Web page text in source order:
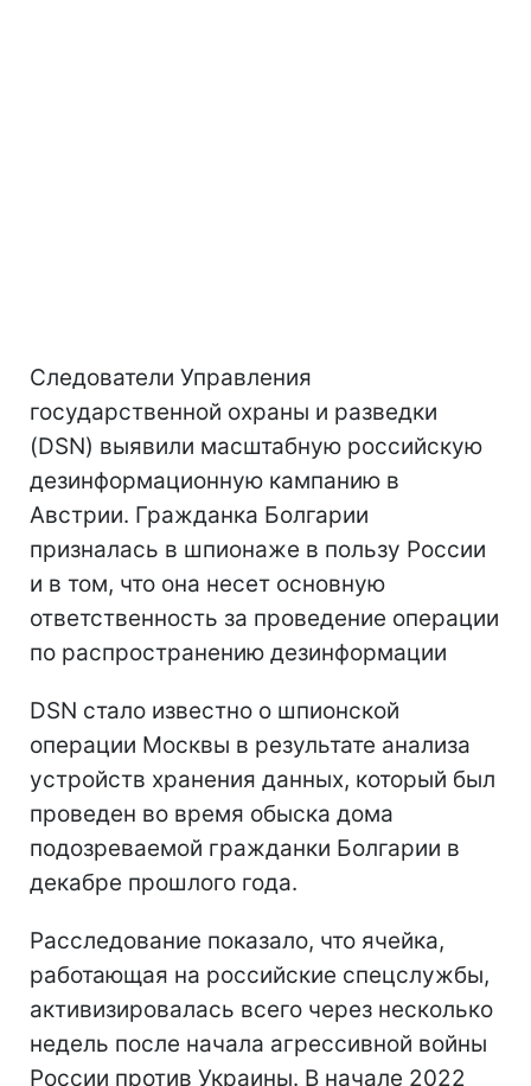
Следователи Управления
государственной охраны и разведки
(DSN) выявили масштабную российскую
дезинформационную кампанию в
Австрии. Гражданка Болгарии
призналась в шпионаже в пользу России
и в том, что она несет основную
ответственность за проведение операции
по распространению дезинформации
DSN стало известно о шпионской
операции Москвы в результате анализа
устройств хранения данных, который был
проведен во время обыска дома
подозреваемой гражданки Болгарии в
декабре прошлого года.
Расследование показало, что ячейка,
работающая на российские спецслужбы,
активизировалась всего через несколько
недель после начала агрессивной войны
России против Украины. В начале 2022